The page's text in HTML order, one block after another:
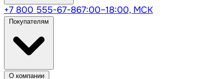
+7 800 555-67-867:00–18:00, МСК